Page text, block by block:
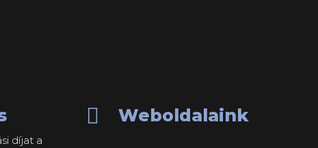
díjat a
 Weboldalaink